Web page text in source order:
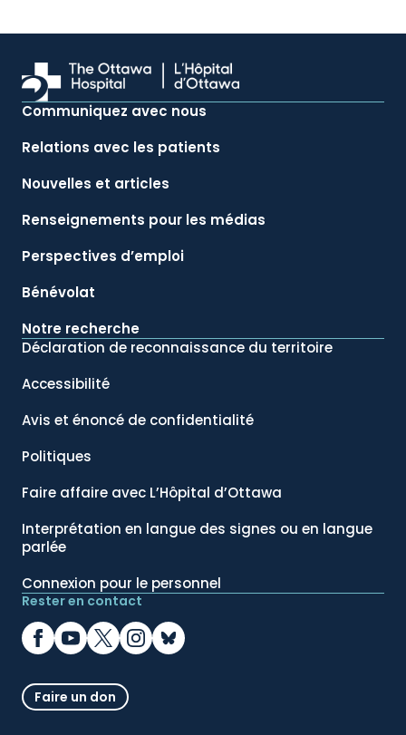
Communiquez avec nous
Relations avec les patients
Nouvelles et articles
Renseignements pour les médias
Perspectives d’emploi
Bénévolat
Notre recherche
Déclaration de reconnaissance du territoire
Accessibilité
Avis et énoncé de confidentialité
Politiques
Faire affaire avec L’Hôpital d’Ottawa
Interprétation en langue des signes ou en langue
parlée
Connexion pour le personnel
Rester en contact
Faire un don